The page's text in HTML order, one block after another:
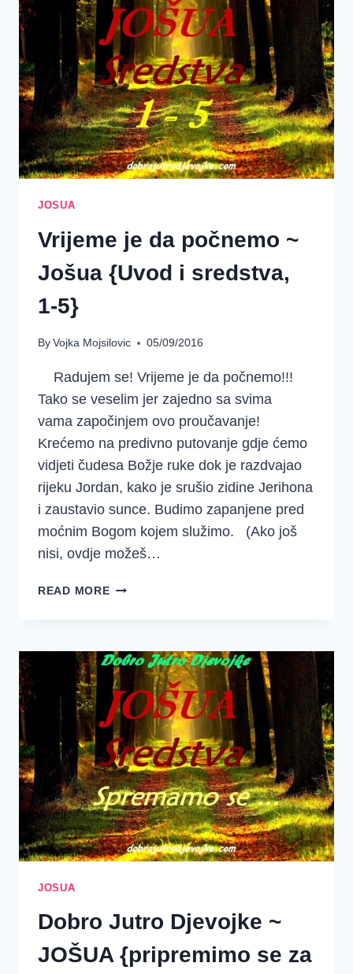
NEŠTO
PREDIVNO
{JOŠUA
2}
JOSUA
Vrijeme je da počnemo ~
Jošua {Uvod i sredstva,
1-5}
ByVojka Mojsilovic 05/09/2016
Radujem se! Vrijeme je da počnemo!!!
Tako se veselim jer zajedno sa svima
vama započinjem ovo proučavanje!
Krećemo na predivno putovanje gdje ćemo
vidjeti čudesa Božje ruke dok je razdvajao
rijeku Jordan, kako je srušio zidine Jerihona
i zaustavio sunce. Budimo zapanjene pred
moćnim Bogom kojem služimo. (Ako još
nisi, ovdje možeš…
READ MOREVRIJEME
~
JOŠUA
{UVOD
I
SREDSTVA,
1-
5}
JOSUA
Dobro Jutro Djevojke ~
JOŠUA {pripremimo se za